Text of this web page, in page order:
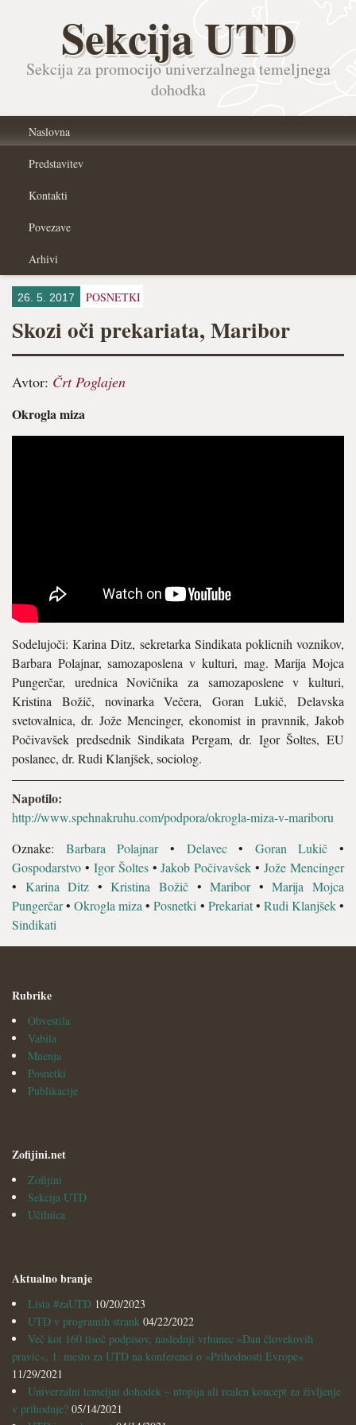
Sekcija UTD
Sekcija za promocijo univerzalnega temeljnega
dohodka
Naslovna
Predstavitev
Kontakti
Povezave
Arhivi
26. 5. 2017 POSNETKI
Skozi oči prekariata, Maribor
Avtor: Črt Poglajen
Okrogla miza
Sodelujoči: Karina Ditz, sekretarka Sindikata poklicnih voznikov,
Barbara Polajnar, samozaposlena v kulturi, mag. Marija Mojca
Pungerčar, urednica Novičnika za samozaposlene v kulturi,
Kristina Božič, novinarka Večera, Goran Lukič, Delavska
svetovalnica, dr. Jože Mencinger, ekonomist in pravnnik, Jakob
Počivavšek predsednik Sindikata Pergam, dr. Igor Šoltes, EU
poslanec, dr. Rudi Klanjšek, sociolog.
Napotilo:
http://www.spehnakruhu.com/podpora/okrogla-miza-v-mariboru
Oznake: Barbara Polajnar• Delavec• Goran Lukič •
Gospodarstvo • Igor Šoltes•Jakob Počivavšek •Jože Mencinger
• Karina Ditz •Kristina Božič •Maribor•Marija Mojca
Pungerčar•Okrogla miza •Posnetki • Prekariat• Rudi Klanjšek•
Sindikati
Rubrike
Obvestila
Vabila
Mnenja
Posnetki
Publikacije
Zofijini.net
Zofijini
Sekcija UTD
Učilnica
Aktualno branje
Lista #zaUTD 10/20/2023
UTD v programih strank 04/22/2022
Več kot 160 tisoč podpisov, naslednji vrhunec »Dan človekovih
pravic«, 1. mesto za UTD na konferenci o »Prihodnosti Evrope«
11/29/2021
Univerzalni temeljni dohodek – utopija ali realen koncept za življenje
v prihodnje? 05/14/2021